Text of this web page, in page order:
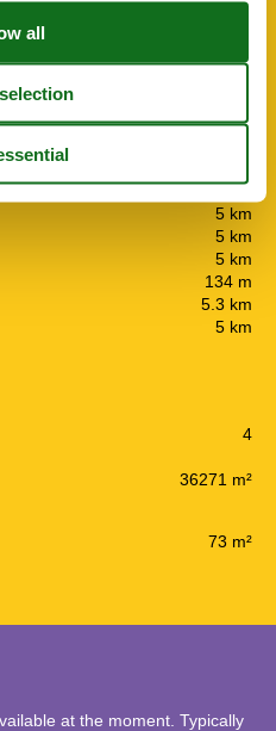
9 km
5.2 km
200 m
5 km
5 km
5 km
134 m
5.3 km
5 km
4
36271 m²
73 m²
at the moment. Typically